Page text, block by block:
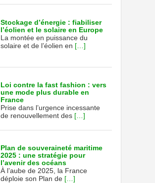
Stockage d’énergie : fiabiliser
l’éolien et le solaire en Europe
La montée en puissance du
solaire et de l’éolien en […]
Loi contre la fast fashion : vers
une mode plus durable en
France
Prise dans l’urgence incessante
de renouvellement des […]
Plan de souveraineté maritime
2025 : une stratégie pour
l’avenir des océans
À l’aube de 2025, la France
déploie son Plan de […]